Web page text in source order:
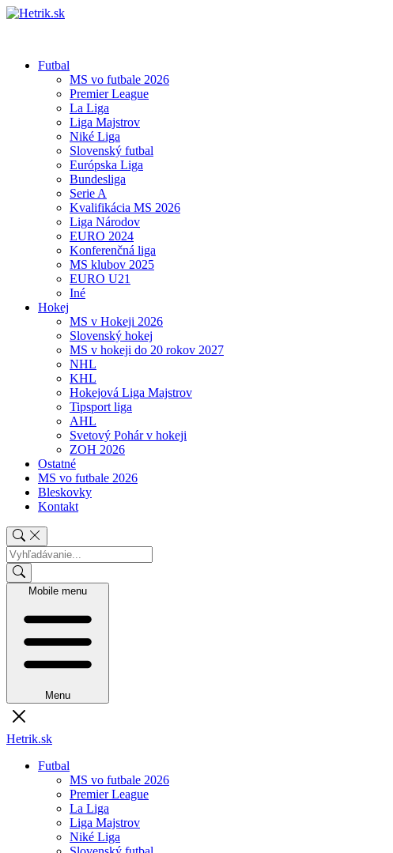
Futbal
MS vo futbale 2026
Premier League
La Liga
Liga Majstrov
Niké Liga
Slovenský futbal
Európska Liga
Bundesliga
Serie A
Kvalifikácia MS 2026
Liga Národov
EURO 2024
Konferenčná liga
MS klubov 2025
EURO U21
Iné
Hokej
MS v Hokeji 2026
Slovenský hokej
MS v hokeji do 20 rokov 2027
NHL
KHL
Hokejová Liga Majstrov
Tipsport liga
AHL
Svetový Pohár v hokeji
ZOH 2026
Ostatné
MS vo futbale 2026
Bleskovky
Kontakt
Mobile menu
Menu
Hetrik.sk
Futbal
MS vo futbale 2026
Premier League
La Liga
Liga Majstrov
Niké Liga